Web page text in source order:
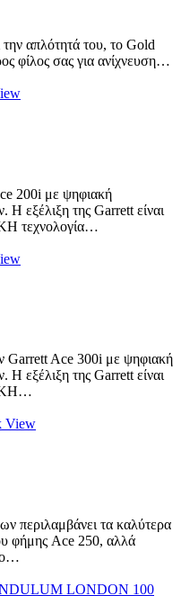
απλότητά του, το Gold
φίλος σας για ανίχνευση…
200i με ψηφιακή
Η εξέλιξη της Garrett είναι
τεχνολογία…
Garrett Ace 300i με ψηφιακή
Η εξέλιξη της Garrett είναι
View
περιλαμβάνει τα καλύτερα
φήμης Ace 250, αλλά